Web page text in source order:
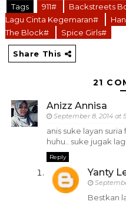
Tags 911# Backstreets
Lagu Cinta Kegemaran#
The Block#
Spice Girls#
Share This
21
Anizz Annisa
September 8, 2014 at
anis suke layan
huhu.. suke jugak
Reply
Yanty
Bestkan